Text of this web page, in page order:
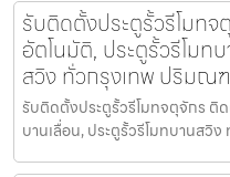
รับติดตั้งประตูรั้วรีโมท
อัตโนมัติ, ประตูรั้วรีโมท
สวิง ทั่วกรุงเทพ ปริมณ
รับติดตั้งประตูรั้วรีโมทจตุจักร ติ
บานเลื่อน, ประตูรั้วรีโมทบานสวิง